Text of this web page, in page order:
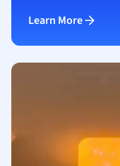
Learn More